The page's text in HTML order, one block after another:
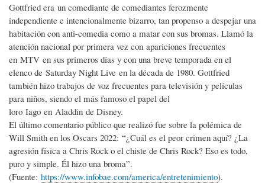
Gottfried era un comediante de comediantes ferozmente
independiente e intencionalmente bizarro, tan propenso a despejar una
habitación con anti-comedia como a matar con sus bromas. Llamó la
atención nacional por primera vez con apariciones frecuentes
en MTV en sus primeros días y con una breve temporada en el
elenco de Saturday Night Live en la década de 1980. Gottfried
también hizo trabajos de voz frecuentes para televisión y películas
para niños, siendo el más famoso el papel del
loro Iago en Aladdin de Disney.
El último comentario público que realizó fue sobre la polémica de
Will Smith en los Oscars 2022: “¿Cuál es el peor crimen aquí? ¿La
agresión física a Chris Rock o el chiste de Chris Rock? Eso es todo,
puro y simple. Él hizo una broma”.
(Fuente: https://www.infobae.com/america/entretenimiento).